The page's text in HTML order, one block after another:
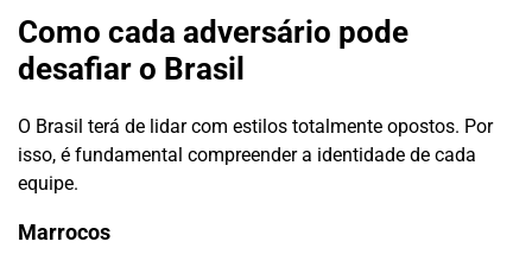
Como cada adversário pode
desafiar o Brasil
O Brasil terá de lidar com estilos totalmente opostos. Por
isso, é fundamental compreender a identidade de cada
equipe.
Marrocos